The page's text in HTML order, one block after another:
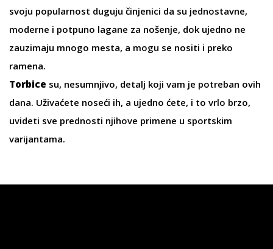
svoju popularnost duguju činjenici da su jednostavne,
moderne i potpuno lagane za nošenje, dok ujedno ne
zauzimaju mnogo mesta, a mogu se nositi i preko
ramena.
Torbice su, nesumnjivo, detalj koji vam je potreban ovih
dana. Uživaćete noseći ih, a ujedno ćete, i to vrlo brzo,
uvideti sve prednosti njihove primene u sportskim
varijantama.